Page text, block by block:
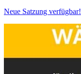
Neue Satzung verfügbar!